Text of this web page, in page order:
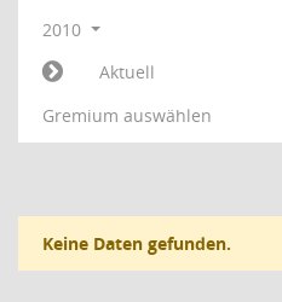
2010
Aktuell
Gremium auswählen
Keine Daten gefunden.